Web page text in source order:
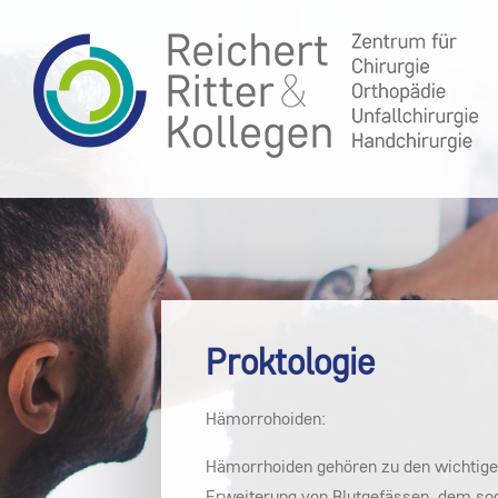
Proktologie
Hämorrohoiden:
Hämorrhoiden gehören zu den